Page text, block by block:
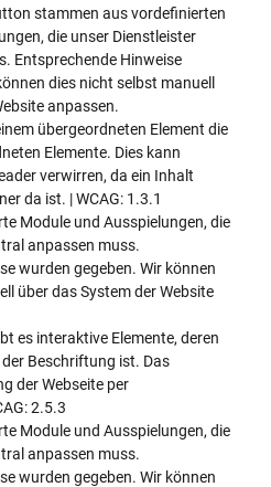
stammen aus vordefinierten
die unser Dienstleister
Entsprechende Hinweise
dies nicht selbst manuell
anpassen.
übergeordneten Element die
Elemente. Dies kann
verwirren, da ein Inhalt
da ist. | WCAG: 1.3.1
Module und Ausspielungen, die
anpassen muss.
wurden gegeben. Wir können
über das System der Website
es interaktive Elemente, deren
Beschriftung ist. Das
der Webseite per
2.5.3
Module und Ausspielungen, die
anpassen muss.
wurden gegeben. Wir können